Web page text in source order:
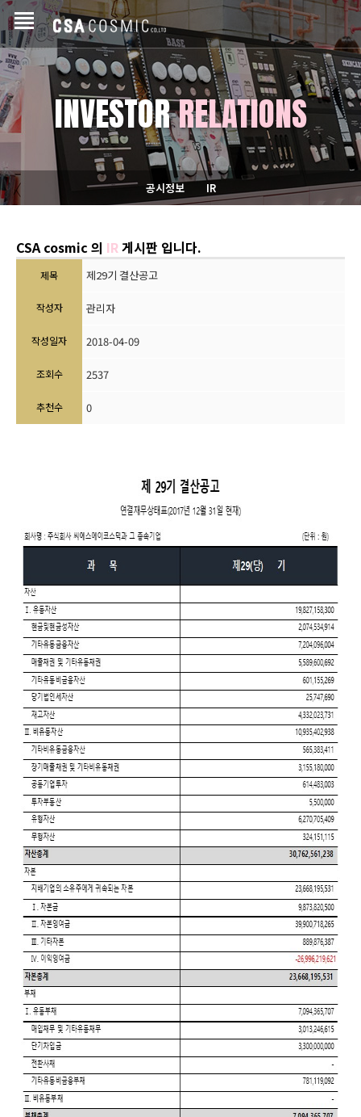
INVESTORRELATIONS
공시정보 IR
CSA cosmic 의 IR게시판 입니다.
제목 제29기 결산공고
작성자 관리자
작성일자 2018-04-09
조회수 2537
추천수 0